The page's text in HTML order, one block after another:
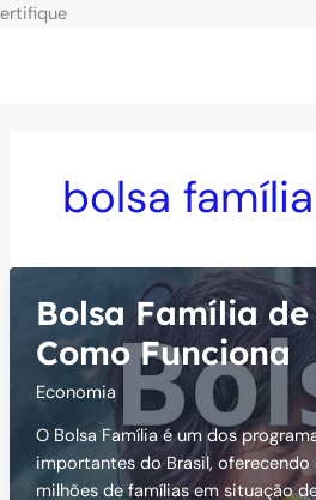
ertifiqueIr
bolsa família
Bolsa Família
Como Funciona
Economia
O Bolsa Família é um dos
importantes do Brasil,
milhões de famílias em situação